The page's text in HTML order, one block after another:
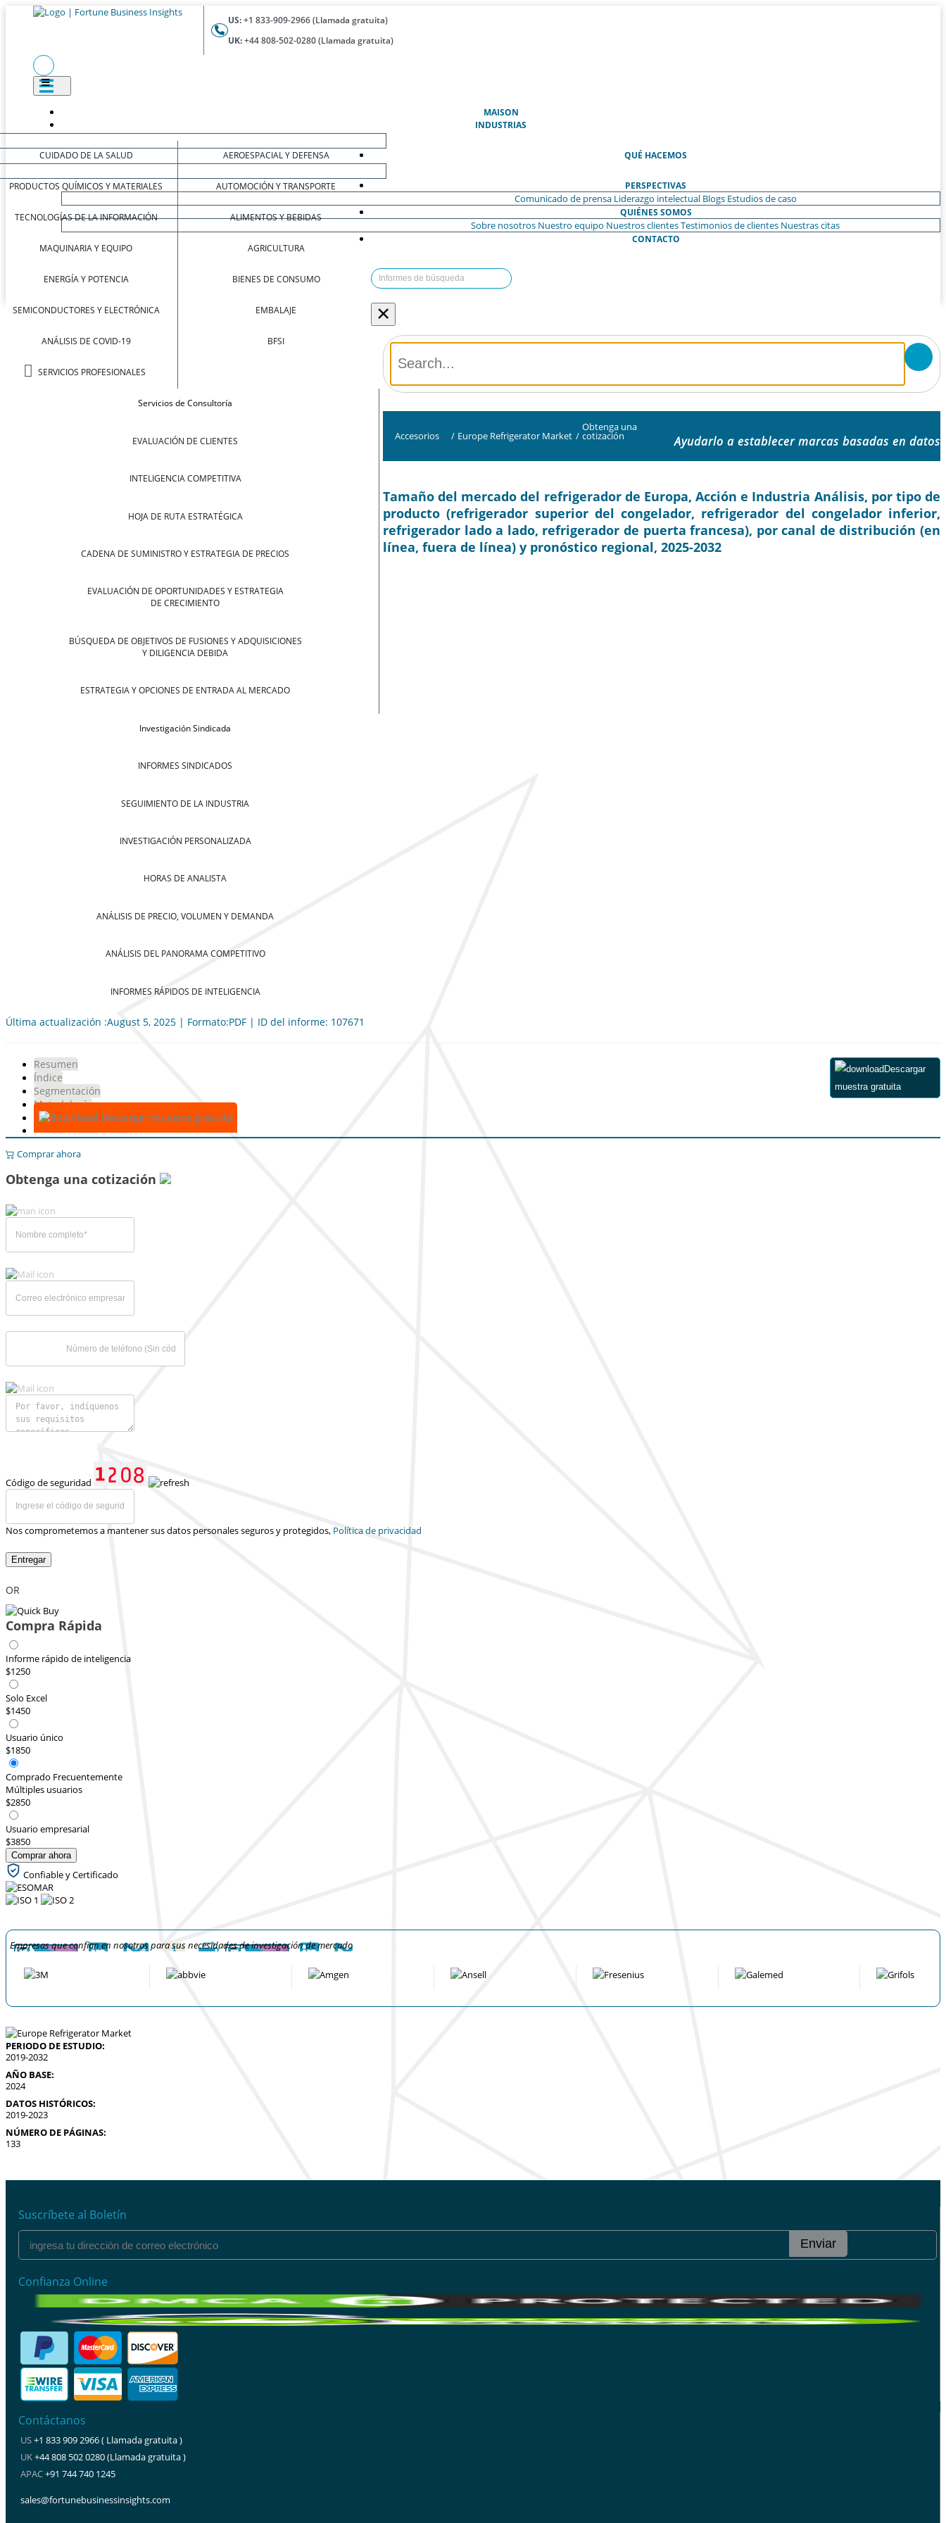
US:+1 833-909-2966 (Llamada gratuita)
UK:+44 808-502-0280 (Llamada gratuita)
MAISON(ACTUAL)
INDUSTRIAS
CUIDADO DE LA SALUD
PRODUCTOS QUÍMICOS Y MATERIALES
TECNOLOGÍAS DE LA INFORMACIÓN
MAQUINARIA Y EQUIPO
ENERGÍA Y POTENCIA
SEMICONDUCTORES Y ELECTRÓNICA
ANÁLISIS DE COVID-19
SERVICIOS PROFESIONALES
AEROESPACIAL Y DEFENSA
AUTOMOCIÓN Y TRANSPORTE
ALIMENTOS Y BEBIDAS
AGRICULTURA
BIENES DE CONSUMO
EMBALAJE
BFSI
QUÉ HACEMOS
Servicios de Consultoría
EVALUACIÓN DE CLIENTES
INTELIGENCIA COMPETITIVA
HOJA DE RUTA ESTRATÉGICA
CADENA DE SUMINISTRO Y ESTRATEGIA DE PRECIOS
EVALUACIÓN DE OPORTUNIDADES Y ESTRATEGIA
DE CRECIMIENTO
BÚSQUEDA DE OBJETIVOS DE FUSIONES Y ADQUISICIONES
Y DILIGENCIA DEBIDA
ESTRATEGIA Y OPCIONES DE ENTRADA AL MERCADO
Investigación Sindicada
INFORMES SINDICADOS
SEGUIMIENTO DE LA INDUSTRIA
INVESTIGACIÓN PERSONALIZADA
HORAS DE ANALISTA
ANÁLISIS DE PRECIO, VOLUMEN Y DEMANDA
ANÁLISIS DEL PANORAMA COMPETITIVO
INFORMES RÁPIDOS DE INTELIGENCIA
PERSPECTIVAS
Comunicado de prensa Liderazgo intelectual Blogs Estudios de caso
QUIÉNES SOMOS
Sobre nosotros Nuestro equipo Nuestros clientesTestimonios de clientes Nuestras citas
CONTACTO
×
Accesorios / Europe Refrigerator Market /
Obtenga una
cotización Ayudarlo a establecer marcas basadas en datos
Tamaño del mercado del refrigerador de Europa, Acción e Industria Análisis, por tipo de
producto (refrigerador superior del congelador, refrigerador del congelador inferior,
refrigerador lado a lado, refrigerador de puerta francesa), por canal de distribución (en
línea, fuera de línea) y pronóstico regional, 2025-2032
Última actualización :August 5, 2025 | Formato:PDF | ID del informe: 107671
Resumen
Índice
Segmentación
Metodología
Descargar muestra gratuita
Descargar
muestra gratuita
Comprar ahora
Obtenga una cotización
Código de seguridad
Nos comprometemos a mantener sus datos personales seguros y protegidos, Política de privacidad
Entregar
OR
Compra Rápida
Informe rápido de inteligencia
$1250
Solo Excel
$1450
Usuario único
$1850
Comprado Frecuentemente
Múltiples usuarios
$2850
Usuario empresarial
$3850
Comprar ahora
Confiable y Certificado
Empresas que confían en nosotros para sus necesidades de investigación de mercado
PERIODO DE ESTUDIO:
2019-2032
AÑO BASE:
2024
DATOS HISTÓRICOS:
2019-2023
NÚMERO DE PÁGINAS:
133
Suscríbete al Boletín
Enviar
Confianza Online
Contáctanos
US+1 833 909 2966 ( Llamada gratuita )
UK+44 808 502 0280 (Llamada gratuita )
APAC+91 744 740 1245
sales@fortunebusinessinsights.com